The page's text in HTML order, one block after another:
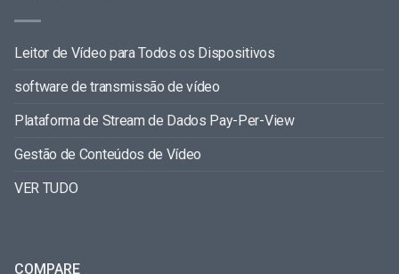
Leitor de Vídeo para Todos os Dispositivos
software de transmissão de vídeo
Plataforma de Stream de Dados Pay-Per-View
Gestão de Conteúdos de Vídeo
VER TUDO
COMPARE